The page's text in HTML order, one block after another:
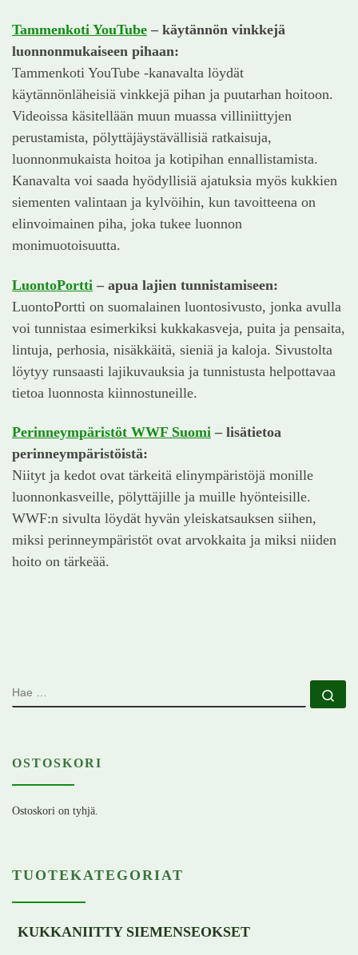
Tammenkoti YouTube – käytännön vinkkejä
luonnonmukaiseen pihaan:
Tammenkoti YouTube -kanavalta löydät
käytännönläheisiä vinkkejä pihan ja puutarhan hoitoon.
Videoissa käsitellään muun muassa villiniittyjen
perustamista, pölyttäjäystävällisiä ratkaisuja,
luonnonmukaista hoitoa ja kotipihan ennallistamista.
Kanavalta voi saada hyödyllisiä ajatuksia myös kukkien
siementen valintaan ja kylvöihin, kun tavoitteena on
elinvoimainen piha, joka tukee luonnon
monimuotoisuutta.
LuontoPortti – apua lajien tunnistamiseen:
LuontoPortti on suomalainen luontosivusto, jonka avulla
voi tunnistaa esimerkiksi kukkakasveja, puita ja pensaita,
lintuja, perhosia, nisäkkäitä, sieniä ja kaloja. Sivustolta
löytyy runsaasti lajikuvauksia ja tunnistusta helpottavaa
tietoa luonnosta kiinnostuneille.
Perinneympäristöt WWF Suomi – lisätietoa
perinneympäristöistä:
Niityt ja kedot ovat tärkeitä elinympäristöjä monille
luonnonkasveille, pölyttäjille ja muille hyönteisille.
WWF:n sivulta löydät hyvän yleiskatsauksen siihen,
miksi perinneympäristöt ovat arvokkaita ja miksi niiden
hoito on tärkeää.
HAE
OSTOSKORI
Ostoskori on tyhjä.
TUOTEKATEGORIAT
KUKKANIITTY SIEMENSEOKSET